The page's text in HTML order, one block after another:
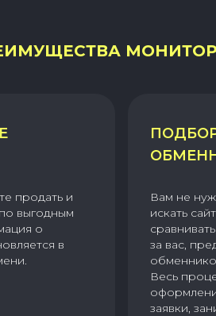
продать и
выгодным
о
в
Вам не
искать
за вас,
Весь
заявки,